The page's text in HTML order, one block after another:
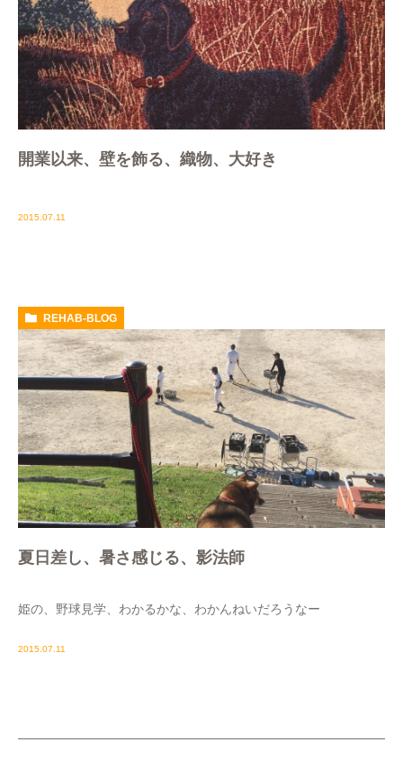
開業以来、壁を飾る、織物、大好き
2015.07.11
REHAB-BLOG
夏日差し、暑さ感じる、影法師
姫の、野球見学、わかるかな、わかんねいだろうなー
2015.07.11